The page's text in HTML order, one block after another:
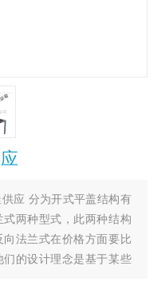
应 分为开式平盖结构有
两种型式，此两种结构
法兰式在价格方面要比
的设计理念是基于某些